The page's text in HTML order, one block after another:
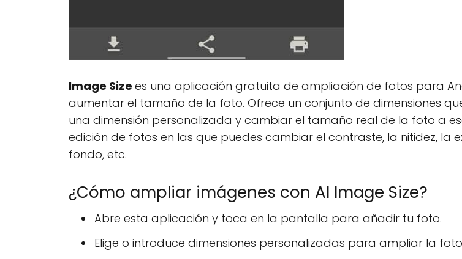
Image Size es una aplicación gratuita de ampliación de fotos para
aumentar el tamaño de la foto. Ofrece un conjunto de dimensiones
una dimensión personalizada y cambiar el tamaño real de la foto a
edición de fotos en las que puedes cambiar el contraste, la nitidez, la
fondo, etc.
¿Cómo ampliar imágenes con AI Image Size?
Abre esta aplicación y toca en la pantalla para añadir tu foto.
Elige o introduce dimensiones personalizadas para ampliar la